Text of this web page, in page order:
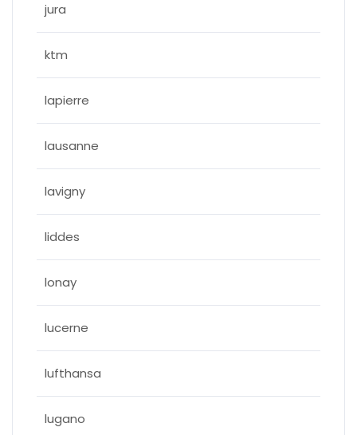
jura
ktm
lapierre
lausanne
lavigny
liddes
lonay
lucerne
lufthansa
lugano